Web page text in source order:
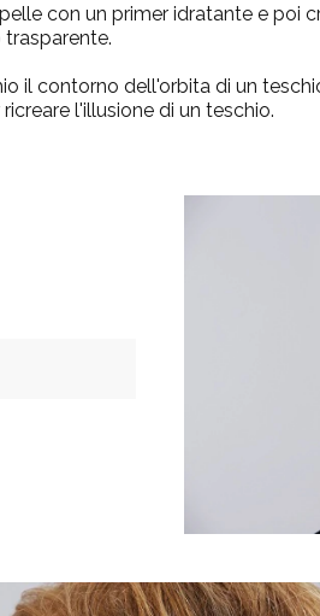
con un primer idratante e poi
il contorno dell'orbita di un
l'illusione di un teschio.